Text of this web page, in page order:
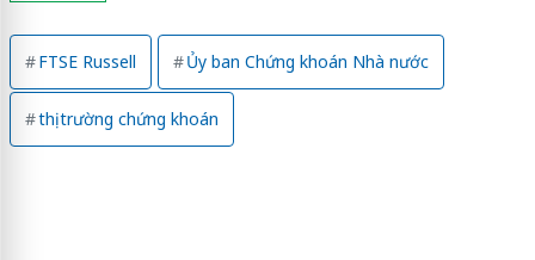
FTSE Russell Ủy ban Chứng khoán Nhà nước
thị trường chứng khoán